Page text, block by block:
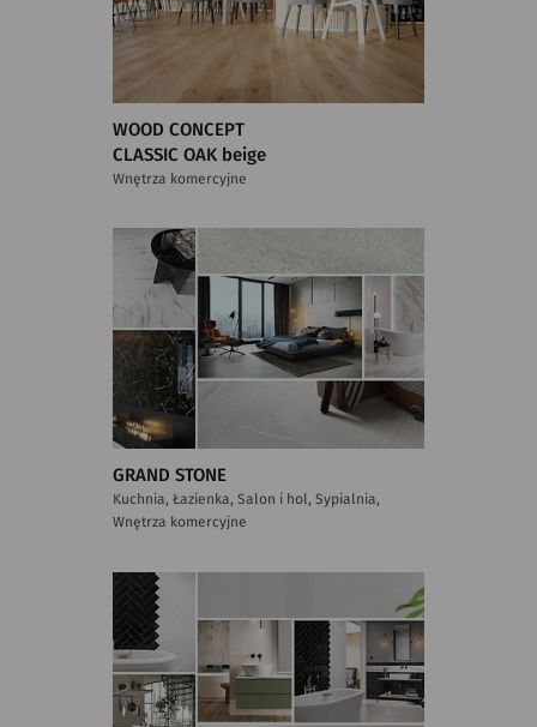
WOOD CONCEPT
CLASSIC OAK beige
Wnętrza komercyjne
GRAND STONE
Kuchnia, Łazienka, Salon i hol, Sypialnia,
Wnętrza komercyjne